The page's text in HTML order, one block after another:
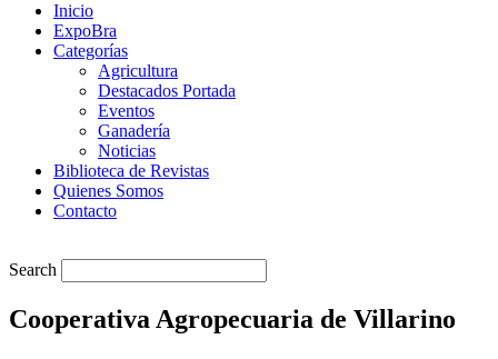
Inicio
ExpoBra
Categorías
Agricultura
Destacados Portada
Eventos
Ganadería
Noticias
Biblioteca de Revistas
Quienes Somos
Contacto
Search
Cooperativa Agropecuaria de Villarino